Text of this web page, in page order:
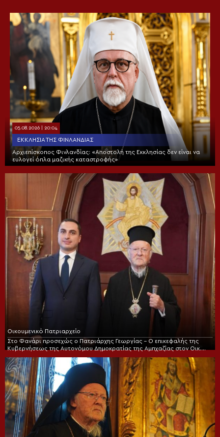
05.08.2026 | 20:04
ΕΚΚΛΗΣΊΑ ΤΗΣ ΦΙΝΛΑΝΔΊΑΣ
Αρχιεπίσκοπος Φινλανδίας: «Αποστολή της Εκκλησίας δεν είναι να
ευλογεί όπλα μαζικής καταστροφής»
Οικουμενικό Πατριαρχείο
Στο Φανάρι προσεχώς ο Πατριάρχης Γεωργίας – Ο επικεφαλής της
Κυβερνήσεως της Αυτονόμου Δημοκρατίας της Αμπχαζίας στον Οικ.